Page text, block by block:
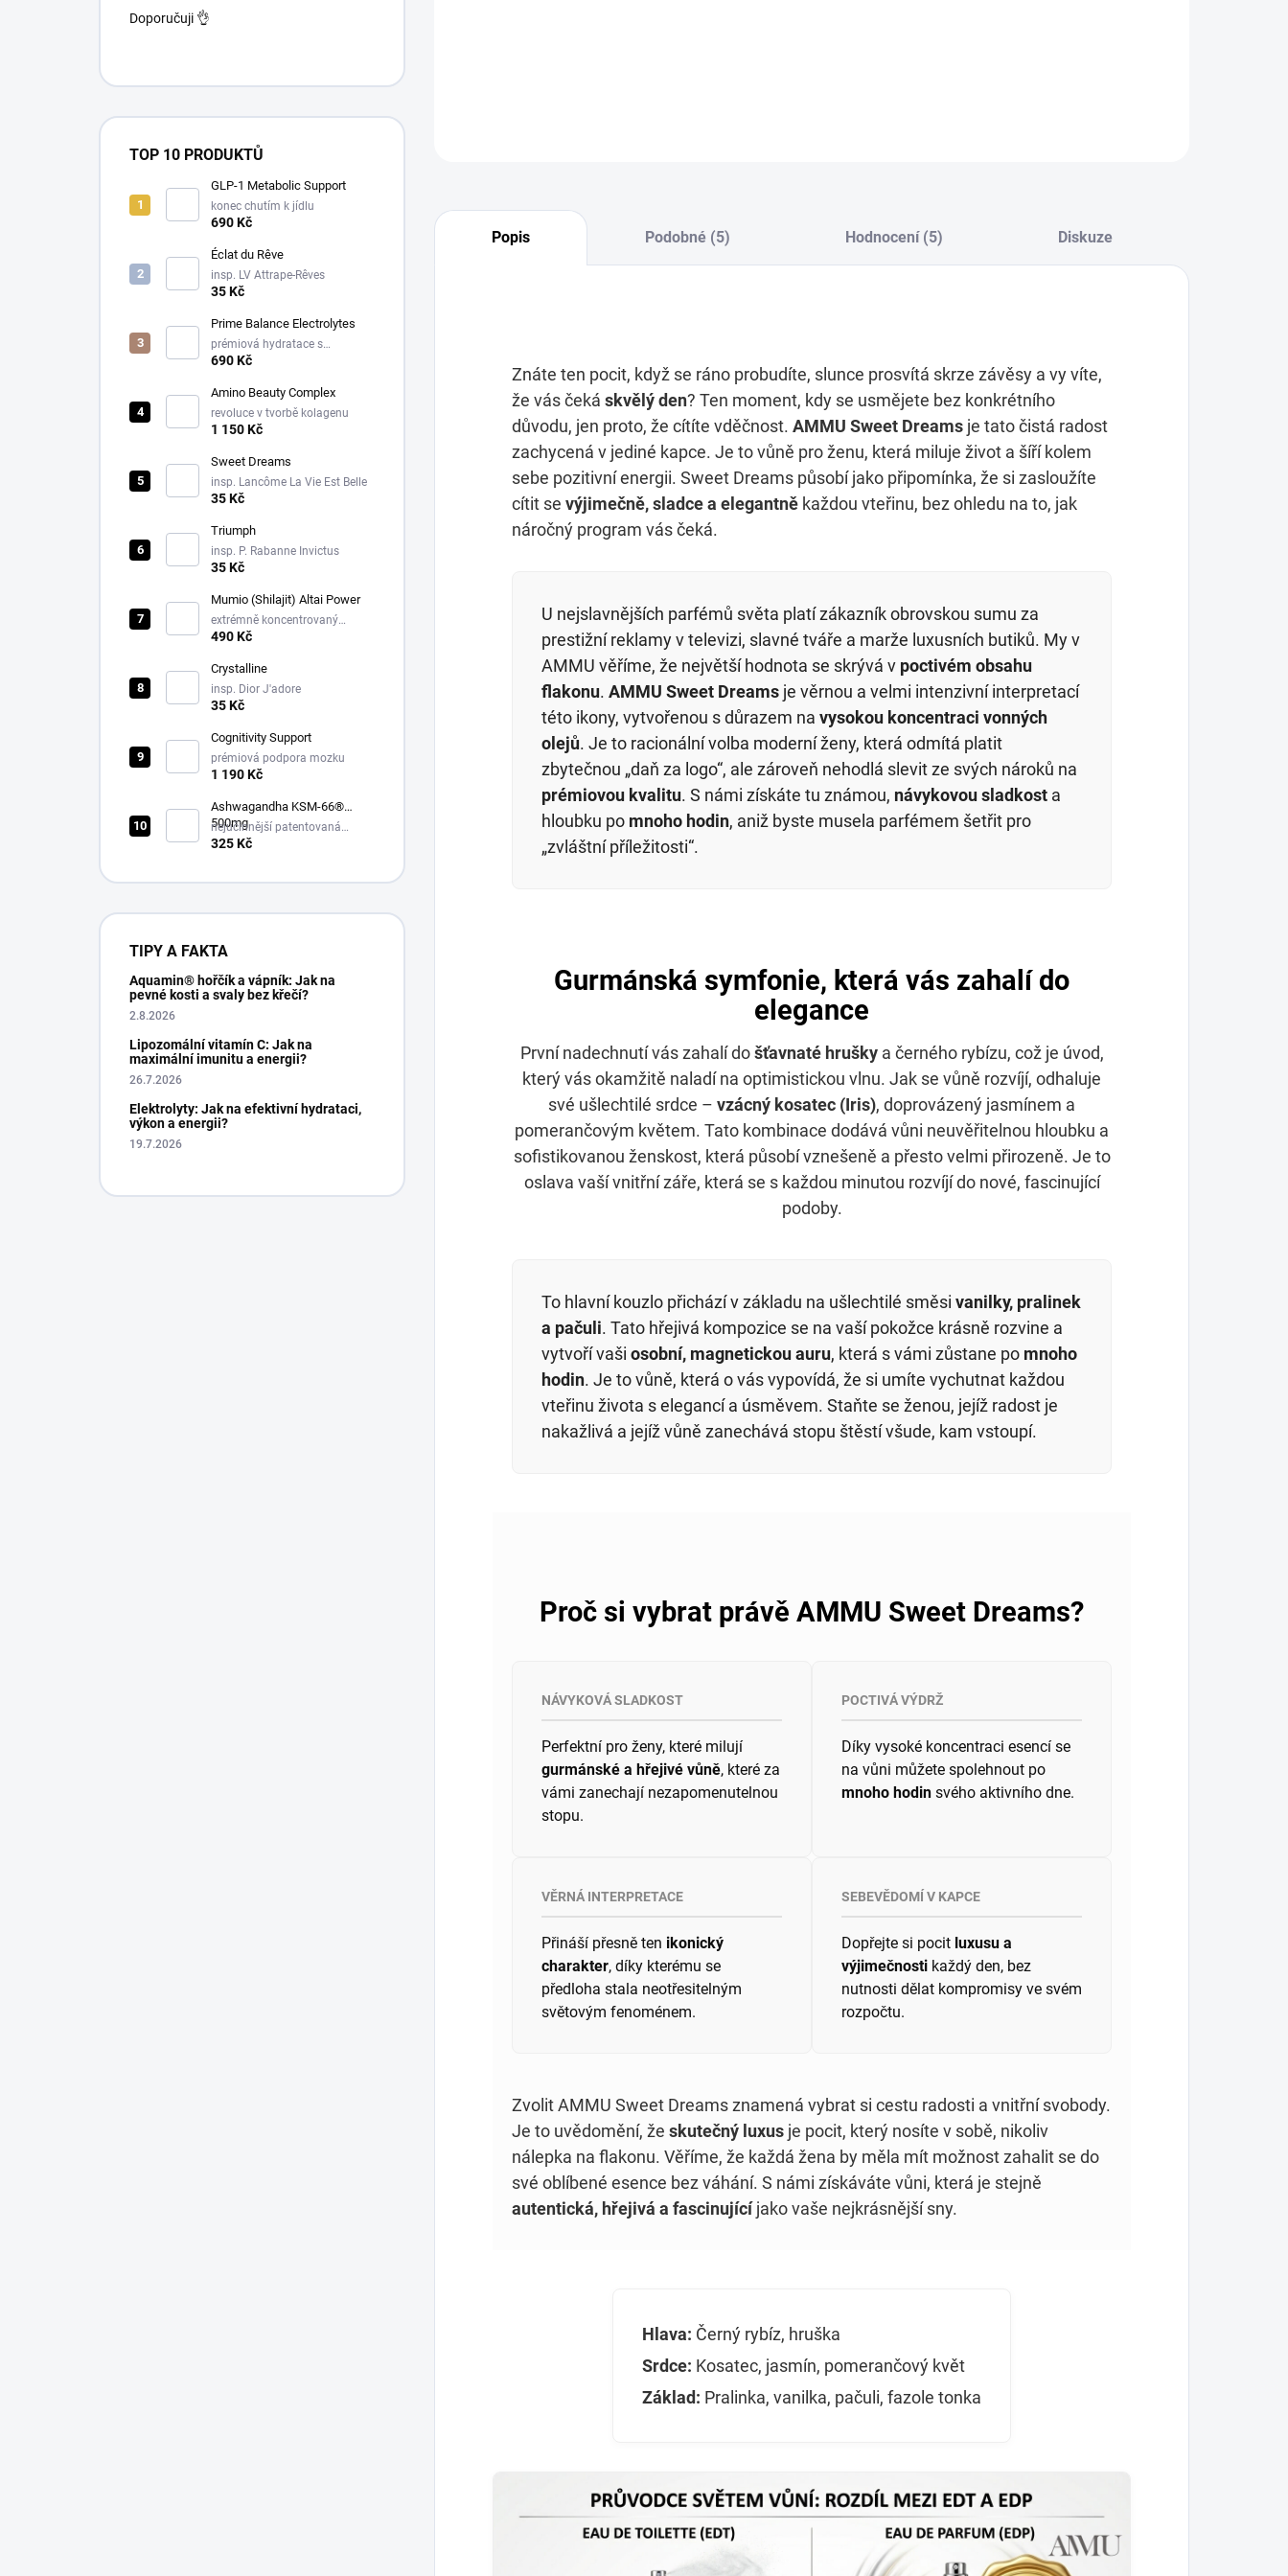
Doporučuji 👌
TOP 10 PRODUKTŮ
GLP-1 Metabolic Support
konec chutím k jídlu
690 Kč
Éclat du Rêve
insp. LV Attrape-Rêves
35 Kč
Prime Balance Electrolytes
prémiová hydratace s
Aquaminem®
690 Kč
Amino Beauty Complex
revoluce v tvorbě kolagenu
1 150 Kč
Sweet Dreams
insp. Lancôme La Vie Est Belle
35 Kč
Triumph
insp. P. Rabanne Invictus
35 Kč
Mumio (Shilajit) Altai Power
extrémně koncentrovaný
extrakt 10:1
490 Kč
Crystalline
insp. Dior J'adore
35 Kč
Cognitivity Support
prémiová podpora mozku
1 190 Kč
Ashwagandha KSM-66®
500mg
nejúčinnější patentovaná
forma
325 Kč
TIPY A FAKTA
Aquamin® hořčík a vápník: Jak na
pevné kosti a svaly bez křečí?
2.8.2026
Lipozomální vitamín C: Jak na
maximální imunitu a energii?
26.7.2026
Elektrolyty: Jak na efektivní hydrataci,
výkon a energii?
19.7.2026
Popis Podobné (5) Hodnocení (5) Diskuze
Znáte ten pocit, když se ráno probudíte, slunce prosvítá skrze závěsy a vy víte,
že vás čeká skvělý den? Ten moment, kdy se usmějete bez konkrétního
důvodu, jen proto, že cítíte vděčnost. AMMU Sweet Dreams je tato čistá radost
zachycená v jediné kapce. Je to vůně pro ženu, která miluje život a šíří kolem
sebe pozitivní energii. Sweet Dreams působí jako připomínka, že si zasloužíte
cítit se výjimečně, sladce a elegantně každou vteřinu, bez ohledu na to, jak
náročný program vás čeká.
U nejslavnějších parfémů světa platí zákazník obrovskou sumu za
prestižní reklamy v televizi, slavné tváře a marže luxusních butiků. My v
AMMU věříme, že největší hodnota se skrývá v poctivém obsahu
flakonu. AMMU Sweet Dreams je věrnou a velmi intenzivní interpretací
této ikony, vytvořenou s důrazem na vysokou koncentraci vonných
olejů. Je to racionální volba moderní ženy, která odmítá platit
zbytečnou „daň za logo“, ale zároveň nehodlá slevit ze svých nároků na
prémiovou kvalitu. S námi získáte tu známou, návykovou sladkost a
hloubku po mnoho hodin, aniž byste musela parfémem šetřit pro
„zvláštní příležitosti“.
Gurmánská symfonie, která vás zahalí do
elegance
První nadechnutí vás zahalí došťavnaté hruškya černého rybízu, což je úvod,
který vás okamžitě naladí na optimistickou vlnu. Jak se vůně rozvíjí, odhaluje
své ušlechtilé srdce – vzácný kosatec (Iris), doprovázený jasmínem a
pomerančovým květem. Tato kombinace dodává vůni neuvěřitelnou hloubku a
sofistikovanou ženskost, která působí vznešeně a přesto velmi přirozeně. Je to
oslava vaší vnitřní záře, která se s každou minutou rozvíjí do nové, fascinující
podoby.
To hlavní kouzlo přichází v základu na ušlechtilé směsi vanilky, pralinek
a pačuli. Tato hřejivá kompozice se na vaší pokožce krásně rozvine a
vytvoří vaši osobní, magnetickou auru, která s vámi zůstane po mnoho
hodin. Je to vůně, která o vás vypovídá, že si umíte vychutnat každou
vteřinu života s elegancí a úsměvem. Staňte se ženou, jejíž radost je
nakažlivá a jejíž vůně zanechává stopu štěstí všude, kam vstoupí.
Proč si vybrat právě AMMU Sweet Dreams?
NÁVYKOVÁ SLADKOST
Perfektní pro ženy, které milují
gurmánské a hřejivé vůně, které za
vámi zanechají nezapomenutelnou
stopu.
POCTIVÁ VÝDRŽ
Díky vysoké koncentraci esencí se
na vůni můžete spolehnout po
mnoho hodin svého aktivního dne.
VĚRNÁ INTERPRETACE
Přináší přesně ten ikonický
charakter, díky kterému se
předloha stala neotřesitelným
světovým fenoménem.
SEBEVĚDOMÍ V KAPCE
Dopřejte si pocit luxusu a
výjimečnosti každý den, bez
nutnosti dělat kompromisy ve svém
rozpočtu.
Zvolit AMMU Sweet Dreams znamená vybrat si cestu radosti a vnitřní svobody.
Je to uvědomění, že skutečný luxus je pocit, který nosíte v sobě, nikoliv
nálepka na flakonu. Věříme, že každá žena by měla mít možnost zahalit se do
své oblíbené esence bez váhání. S námi získáváte vůni, která je stejně
autentická, hřejivá a fascinujícíjako vaše nejkrásnější sny.
Hlava: Černý rybíz, hruška
Srdce: Kosatec, jasmín, pomerančový květ
Základ: Pralinka, vanilka, pačuli, fazole tonka